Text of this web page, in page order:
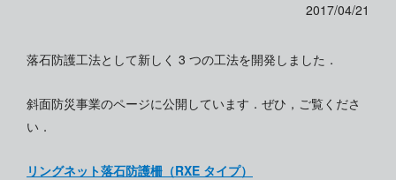
2017/04/21
落石防護工法として新しく 3 つの工法を開発しました．
斜面防災事業のページに公開しています．ぜひ，ご覧くださ
い．
リングネット落石防護柵（RXE タイプ）